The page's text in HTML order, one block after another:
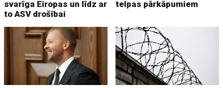
svarīga Eiropas un līdz ar
to ASV drošībai
telpas pārkāpumiem